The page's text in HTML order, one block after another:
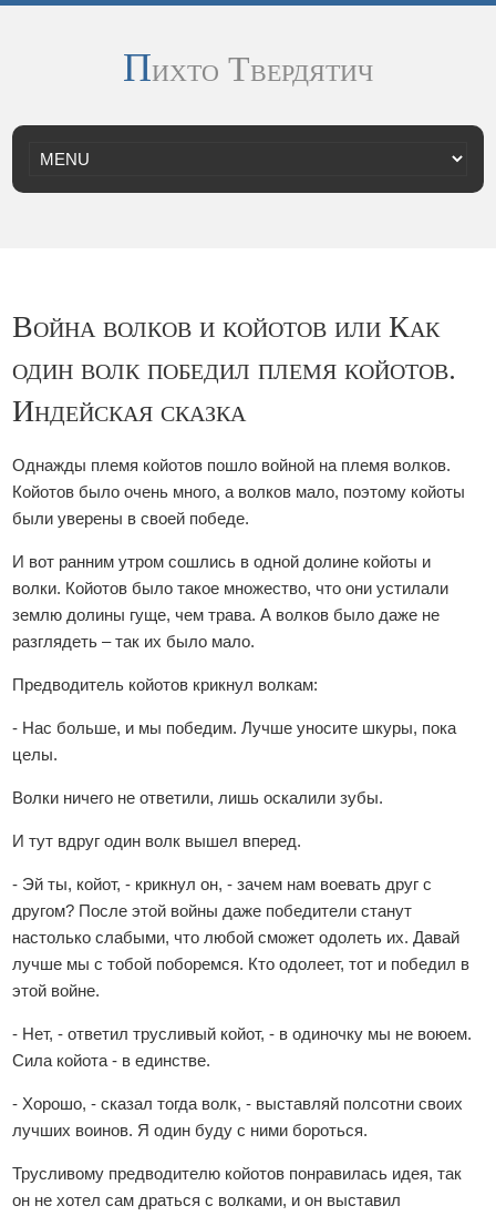
Пихто Твердятич
Война волков и койотов или Как
один волк победил племя койотов.
Индейская сказка
Однажды племя койотов пошло войной на племя волков.
Койотов было очень много, а волков мало, поэтому койоты
были уверены в своей победе.
И вот ранним утром сошлись в одной долине койоты и
волки. Койотов было такое множество, что они устилали
землю долины гуще, чем трава. А волков было даже не
разглядеть – так их было мало.
Предводитель койотов крикнул волкам:
- Нас больше, и мы победим. Лучше уносите шкуры, пока
целы.
Волки ничего не ответили, лишь оскалили зубы.
И тут вдруг один волк вышел вперед.
- Эй ты, койот, - крикнул он, - зачем нам воевать друг с
другом? После этой войны даже победители станут
настолько слабыми, что любой сможет одолеть их. Давай
лучше мы с тобой поборемся. Кто одолеет, тот и победил в
этой войне.
- Нет, - ответил трусливый койот, - в одиночку мы не воюем.
Сила койота - в единстве.
- Хорошо, - сказал тогда волк, - выставляй полсотни своих
лучших воинов. Я один буду с ними бороться.
Трусливому предводителю койотов понравилась идея, так
он не хотел сам драться с волками, и он выставил